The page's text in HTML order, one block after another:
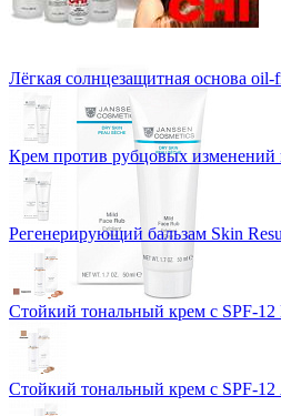
Лёгкая солнцезащитная основа
Крем против рубцовых изменений
Регенерирующий бальзам Skin
Стойкий тональный крем с SPF-
Стойкий тональный крем с SPF-